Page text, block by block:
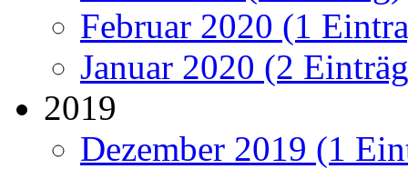
Februar 2020 (1
Januar 2020 (2
2019
Dezember 2019 (1